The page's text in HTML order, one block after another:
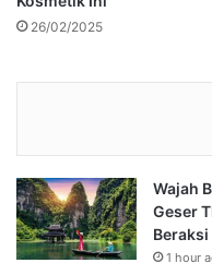
26/02/2025
Wajah
Geser
Beraksi
1 hour